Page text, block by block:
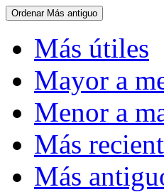
Ordenar Más antiguo
Más útiles
Mayor a
Menor a
Más
Más